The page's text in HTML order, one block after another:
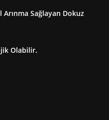
Arınma Sağlayan Dokuz
Olabilir.